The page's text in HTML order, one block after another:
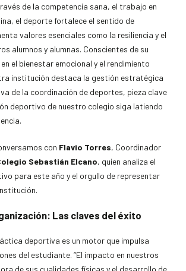
de la competencia sana, el trabajo en
el deporte fortalece el sentido de
valores esenciales como la resiliencia y el
alumnos y alumnas. Conscientes de su
el bienestar emocional y el rendimiento
institución destaca la gestión estratégica
de la coordinación de deportes, pieza clave
deportivo de nuestro colegio siga latiendo
con Flavio Torres, Coordinador
Sebastián Elcano, quien analiza el
para este año y el orgullo de representar
Las claves del éxito
deportiva es un motor que impulsa
del estudiante. “El impacto en nuestros
de sus cualidades físicas y el desarrollo de